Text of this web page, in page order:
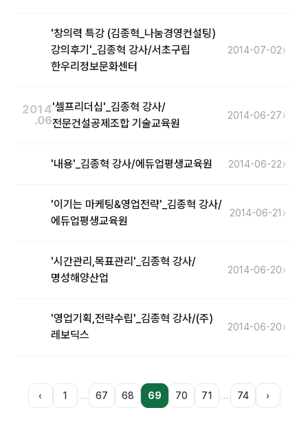
자주 묻는 질문
'창의력 특강 (김종혁_나눔경영컨설팅)
강의후기'_김종혁 강사/서초구립
한우리정보문화센터
2014-07-02›
2014
.06
'셀프리더십'_김종혁 강사/
전문건설공제조합 기술교육원
2014-06-27›
'내용'_김종혁 강사/에듀업평생교육원 2014-06-22›
'이기는 마케팅&영업전략'_김종혁 강사/
에듀업평생교육원
2014-06-21 ›
'시간관리,목표관리'_김종혁 강사/
명성해양산업
2014-06-20›
'영업기획,전략수립'_김종혁 강사/(주)
레보딕스
2014-06-20›
‹ 1 … 67 68 69 70 71 … 74 ›